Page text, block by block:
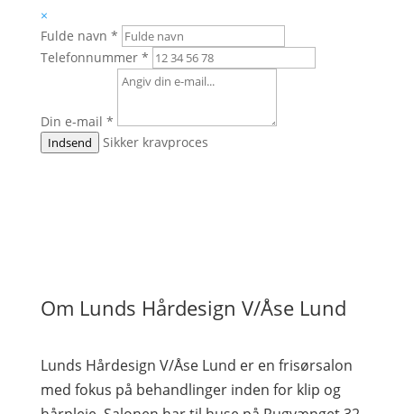
×
Fulde navn *
Telefonnummer *
Din e-mail *
Indsend Sikker kravproces
Om Lunds Hårdesign V/Åse Lund
Lunds Hårdesign V/Åse Lund er en frisørsalon
med fokus på behandlinger inden for klip og